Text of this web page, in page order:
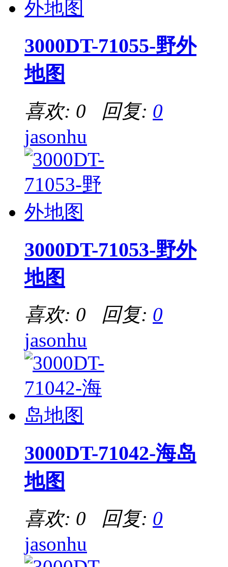
3000DT-71055-野外
地图
喜欢: 0 回复: 0
jasonhu
3000DT-71053-野外
地图
喜欢: 0 回复: 0
jasonhu
3000DT-71042-海岛
地图
喜欢: 0 回复: 0
jasonhu